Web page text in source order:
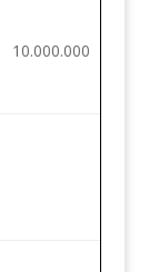
10.000.000